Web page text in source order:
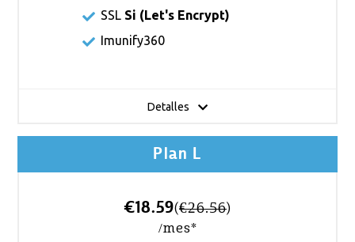
SSL Si (Let's Encrypt)
Imunify360
Detalles
Plan L
€18.59(€26.56)
/mes*